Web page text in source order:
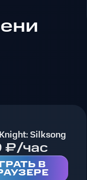
Silksong
₽/час
В